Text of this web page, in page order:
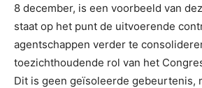
8 december, is een voorbeeld van
staat op het punt de uitvoerende
agentschappen verder te
toezichthoudende rol van het
Dit is geen geïsoleerde gebeurtenis,